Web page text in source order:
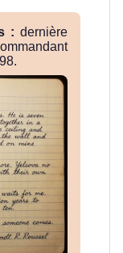
: dernière